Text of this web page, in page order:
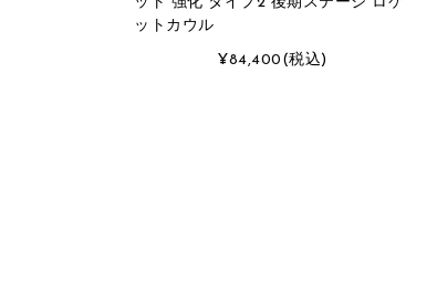
ットカウル
¥84,400 (税込)